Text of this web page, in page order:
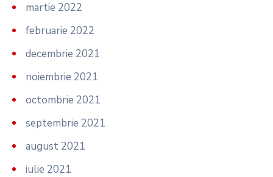
martie 2022
februarie 2022
decembrie 2021
noiembrie 2021
octombrie 2021
septembrie 2021
august 2021
iulie 2021